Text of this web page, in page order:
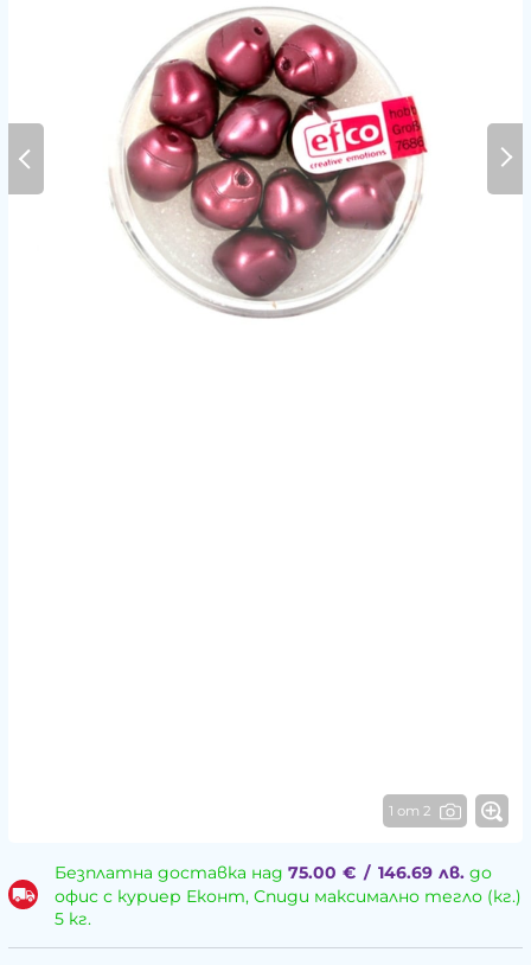
1 от 2
Безплатна доставка над 75.00 € / 146.69 лв.до
офис с куриер Еконт, Спиди максимално тегло (кг.)
5 кг.